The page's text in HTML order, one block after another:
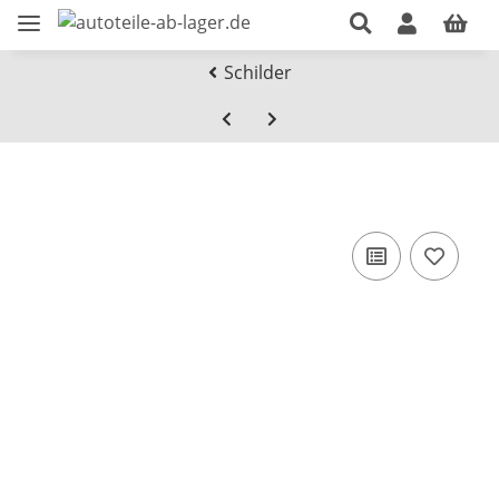
Schilder